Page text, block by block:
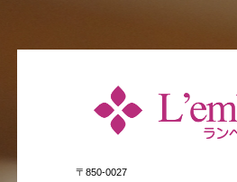
〒850-0027